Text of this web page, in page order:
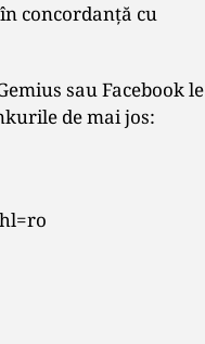
concordanţă cu
sau Facebook le
de mai jos: